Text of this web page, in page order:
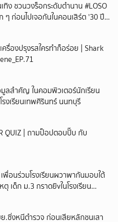
ทิง ชวนวงร็อกระดับตำนาน #LOSO
ก่อนไปเจอกันในคอนเสิร์ต '30 ปี
รก็รอ'
ครื่องปรุงรสใครทำก็อร่อย | Shark
ลสำคัญ ในคอมพิวเตอร์นักเรียน
รงเรียนเทพศิรินทร์ นนทบุรี
QUIZ | ถามป็อปตอบปั๊บ กับ
พื่อนร่วมโรงเรียนผวาพากันมอบใต้
ตุ เด็ก ม.3 กราดยิvในโรงเรียน
แบบไม่เลือกหน้า เสียงปืนดังสนั่น
.ซิ่งหนีตำรวจ ก่อนเสียหลักชนเสา